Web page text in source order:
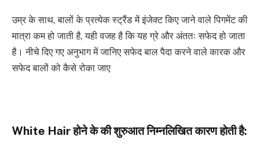
उम्र के साथ, बालों के प्रत्येक स्ट्रैंड में इंजेक्ट किए जाने वाले पिगमेंट की
मात्रा कम हो जाती है, यही वजह है कि यह ग्रे और अंततः सफेद हो जाता
है। नीचे दिए गए अनुभाग में जानिए सफेद बाल पैदा करने वाले कारक और
सफेद बालों को कैसे रोका जाए
White Hairहोने के की शुरुआत निम्नलिखित कारण होती है: